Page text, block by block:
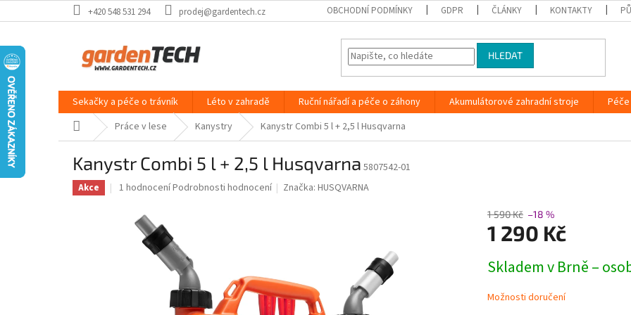
na
+420 548 531 294 prodej@gardentech.cz OBCHODNÍ PODMÍNKY GDPR ČLÁNKY KONTAKTY
HLEDAT
Sekačky a péče o trávník Léto v zahradě Ruční nářadí a péče o záhony Akumulátorové zahradní stroje
Domů Práce v lese Kanystry Kanystr Combi 5 l + 2,5 l Husqvarna
Kanystr Combi 5 l + 2,5 l Husqvarna 5807542-01
Akce
Průměrné
produktu
1 hodnoceníPodrobnosti hodnocení Značka:HUSQVARNA
1 590 Kč –18 %
1 290 Kč
cena:
Skladem v Brně –
Možnosti doručení